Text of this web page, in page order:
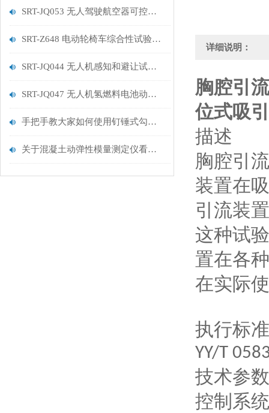
SRT-JQ053 无人驾驶航空器可控性试验机的特点有哪些
SRT-Z648 电动轮椅车综合性试验机的简单介绍
SRT-JQ044 无人机感知和避让试验机的简单介绍
SRT-JQ047 无人机氢燃料电池动力系统试验机用途有哪些 符合标准
手把手教大家如何使用钉锤式勾丝性测试机
关于混凝土动弹性模量测定仪看这一篇就够了
详细说明：
胸腔引
位式吸
描述
胸腔引
装置在
引流装
这种试
置在各
在实际
执行标准
YY/T
技术参数
控制系